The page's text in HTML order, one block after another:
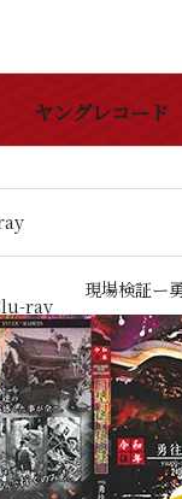
ヤングレコード
検証ー勇往